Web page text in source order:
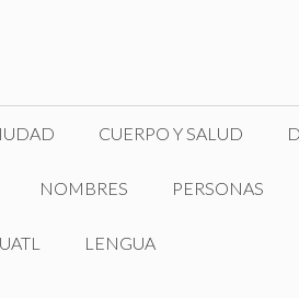
CUERPO Y SALUD
NOMBRES PERSONAS
LENGUA